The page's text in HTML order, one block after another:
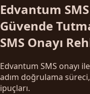
Edvantum SMS
Güvende
SMS Onayı
Edvantum SMS onayı
adım doğrulama
ipuçları.